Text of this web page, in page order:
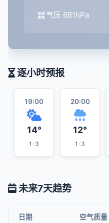
气压 681hPa
逐小时预报
19:00
14°
1-3
20:00
12°
1-3
未来7天趋势
日期 空气质量